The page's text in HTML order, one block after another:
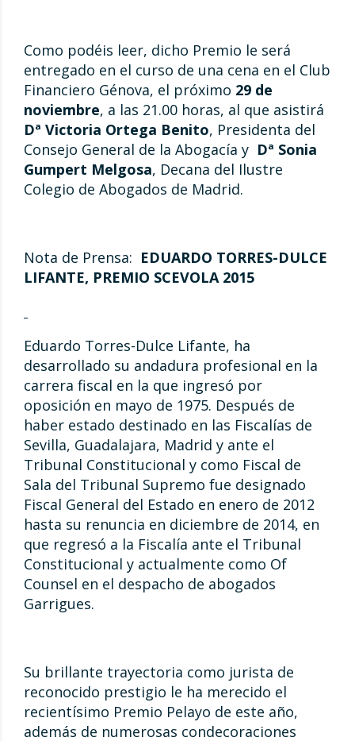
Como podéis leer, dicho Premio le será
entregado en el curso de una cena en el Club
Financiero Génova, el próximo 29 de
noviembre, a las 21.00 horas, al que asistirá
Dª Victoria Ortega Benito, Presidenta del
Consejo General de la Abogacía y Dª Sonia
Gumpert Melgosa, Decana del Ilustre
Colegio de Abogados de Madrid.
Nota de Prensa: EDUARDO TORRES-DULCE
LIFANTE, PREMIO SCEVOLA 2015
Eduardo Torres-Dulce Lifante, ha
desarrollado su andadura profesional en la
carrera fiscal en la que ingresó por
oposición en mayo de 1975. Después de
haber estado destinado en las Fiscalías de
Sevilla, Guadalajara, Madrid y ante el
Tribunal Constitucional y como Fiscal de
Sala del Tribunal Supremo fue designado
Fiscal General del Estado en enero de 2012
hasta su renuncia en diciembre de 2014, en
que regresó a la Fiscalía ante el Tribunal
Constitucional y actualmente como Of
Counsel en el despacho de abogados
Garrigues.
Su brillante trayectoria como jurista de
reconocido prestigio le ha merecido el
recientísimo Premio Pelayo de este año,
además de numerosas condecoraciones